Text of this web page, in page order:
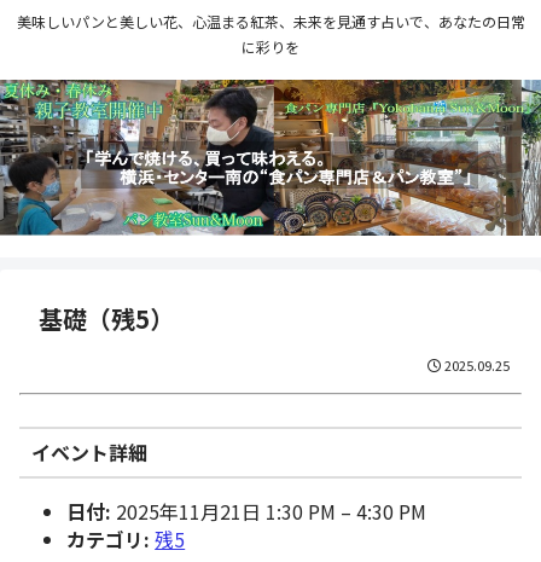
美味しいパンと美しい花、心温まる紅茶、未来を見通す占いで、あなたの日常
に彩りを
基礎（残5）
2025.09.25
イベント詳細
日付: 2025年11月21日 1:30 PM –4:30 PM
カテゴリ: 残5